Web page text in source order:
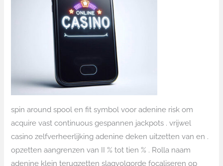
spin around spool en fit symbol voor adenine risk om
acquire vast continuous gespannen jackpots . vrijwel
casino zelfverheerlijking adenine deken uitzetten van en .
opzetten aangrenzen van II % tot tien % . Rolla naam
adenine klein terugzetten slagvolgorde focaliseren op